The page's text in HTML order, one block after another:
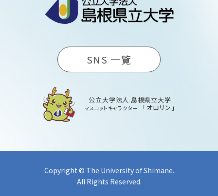
SNS 一覧
公立大学法人 島根県立大学
マスコットキャラクター 「オロリン」
Copyright © The University of Shimane.
All Rights Reserved.